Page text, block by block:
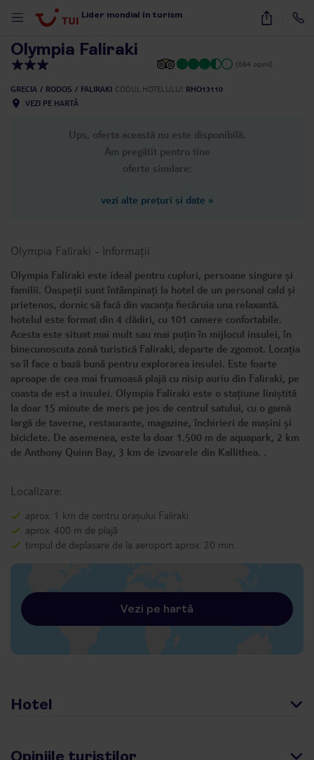
Lider mondial în turism 31
Olympia Faliraki
(684 opinii)
GRECIA RODOS FALIRAKI CODUL HOTELULUI RHO13110
VEZI PE HARTĂ
Ups, oferta această nu este disponibilă.
Am pregătit pentru tine
oferte similare:
vezi alte prețuri și date »
Olympia Faliraki - Informații
Olympia Faliraki este ideal pentru cupluri, persoane singure și
familii. Oaspeții sunt întâmpinați la hotel de un personal cald și
prietenos, dornic să facă din vacanța fiecăruia una relaxantă.
hotelul este format din 4 clădiri, cu 101 camere confortabile.
Acesta este situat mai mult sau mai puțin în mijlocul insulei, în
binecunoscuta zonă turistică Faliraki, departe de zgomot. Locația
sa îl face o bază bună pentru explorarea insulei. Este foarte
aproape de cea mai frumoasă plajă cu nisip auriu din Faliraki, pe
coasta de est a insulei. Olympia Faliraki este o stațiune liniștită
la doar 15 minute de mers pe jos de centrul satului, cu o gamă
largă de taverne, restaurante, magazine, închirieri de mașini și
biciclete. De asemenea, este la doar 1.500 m de aquapark, 2 km
de Anthony Quinn Bay, 3 km de izvoarele din Kallithea. .
Localizare:
aprox. 1 km de centru orașului Faliraki
aprox. 400 m de plajă
timpul de deplasare de la aeroport aprox. 20 min.
Vezi pe hartă
Hotel
Opiniile turiștilor